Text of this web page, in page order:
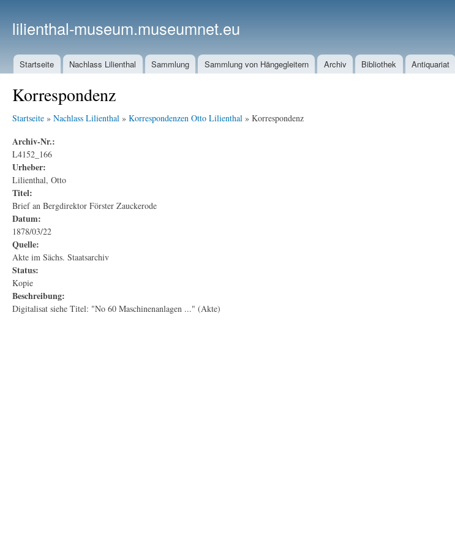
lilienthal-museum.museumnet.eu
Startseite Nachlass Lilienthal Sammlung Sammlung von Hängegleitern Archiv Bibliothek Antiquariat
Korrespondenz
Startseite » Nachlass Lilienthal » Korrespondenzen Otto Lilienthal » Korrespondenz
Archiv-Nr.:
L4152_166
Urheber:
Lilienthal, Otto
Titel:
Brief an Bergdirektor Förster Zauckerode
Datum:
1878/03/22
Quelle:
Akte im Sächs. Staatsarchiv
Status:
Kopie
Beschreibung:
Digitalisat siehe Titel: "No 60 Maschinenanlagen ..." (Akte)